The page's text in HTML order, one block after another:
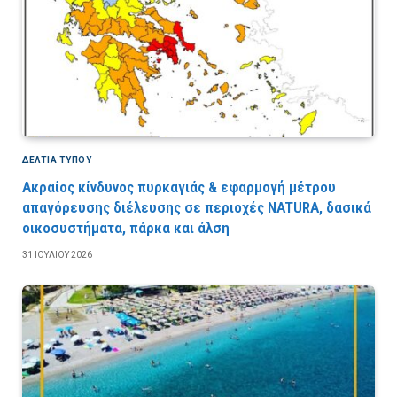
ΔΕΛΤΙΑ ΤΥΠΟΥ
Ακραίος κίνδυνος πυρκαγιάς & εφαρμογή μέτρου
απαγόρευσης διέλευσης σε περιοχές NATURA, δασικά
οικοσυστήματα, πάρκα και άλση
31 ΙΟΥΛΊΟΥ 2026